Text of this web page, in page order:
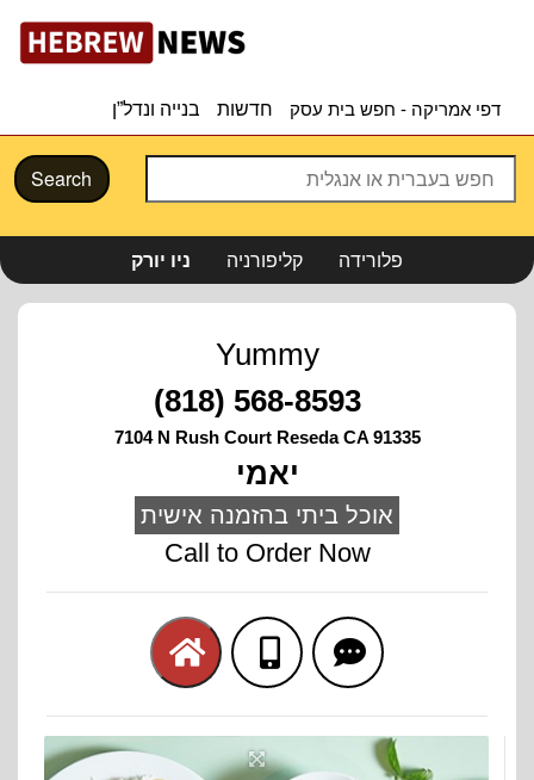
דפי אמריקה - חפש בית עסק חדשות בנייה ונדל”ן
Search
ניו יורק קליפורניה פלורידה
Yummy
(818) 568-8593
7104 N Rush Court Reseda CA 91335
יאמי
אוכל ביתי בהזמנה אישית
Call to Order Now